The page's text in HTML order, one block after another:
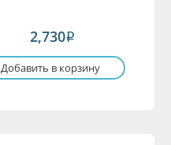
2,730i
Добавить в корзину